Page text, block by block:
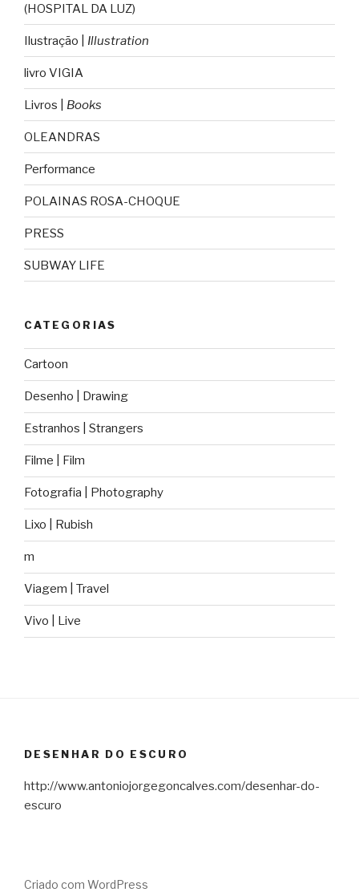
(HOSPITAL DA LUZ)
Ilustração | Illustration
livro VIGIA
Livros | Books
OLEANDRAS
Performance
POLAINAS ROSA-CHOQUE
PRESS
SUBWAY LIFE
CATEGORIAS
Cartoon
Desenho | Drawing
Estranhos | Strangers
Filme | Film
Fotografia | Photography
Lixo | Rubish
m
Viagem | Travel
Vivo | Live
DESENHAR DO ESCURO
http://www.antoniojorgegoncalves.com/desenhar-do-
escuro
Criado com WordPress